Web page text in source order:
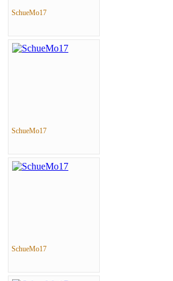
SchueMo17
SchueMo17
SchueMo17